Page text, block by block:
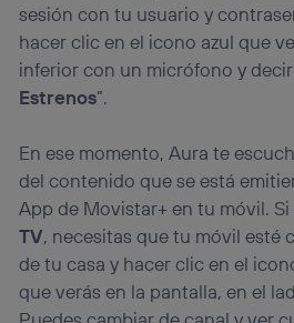
sesión con tu usuario y
hacer clic en el icono azul que
inferior con un micrófono y decir
Estrenos”.
En ese momento, Aura te
del contenido que se está
App de Movistar+ en tu móvil.
TV, necesitas que tu móvil esté
de tu casa y hacer clic en el
que verás en la pantalla, en el